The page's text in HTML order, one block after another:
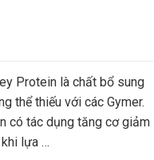
Protein là chất bổ sung
thể thiếu với các Gymer.
có tác dụng tăng cơ giảm
lựa …